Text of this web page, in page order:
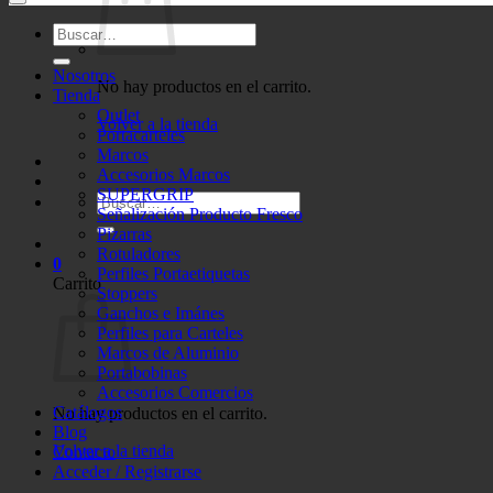
No hay productos en el carrito.
Volver a la tienda
Buscar
por:
0
Carrito
No hay productos en el carrito.
Volver a la tienda
Buscar
por:
Nosotros
Tienda
Outlet
Portacarteles
Marcos
Accesorios Marcos
SUPERGRIP
Señalización Producto Fresco
Pizarras
Rotuladores
Perfiles Portaetiquetas
Stoppers
Ganchos e Imánes
Perfiles para Carteles
Marcos de Aluminio
Portabobinas
Accesorios Comercios
Catálogos
Blog
Contacto
Acceder / Registrarse